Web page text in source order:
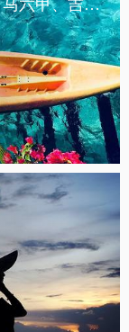
疑是一场久别重逢的相遇（仙本那、马六甲、吉隆坡）